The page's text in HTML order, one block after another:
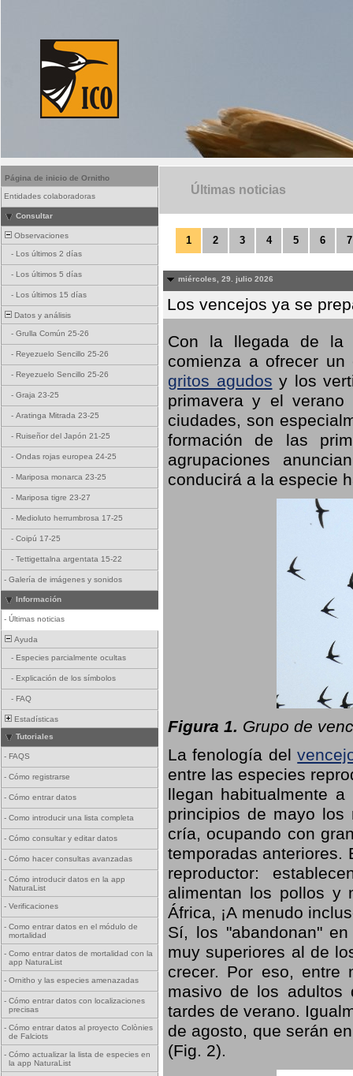
Página de inicio de Ornitho
Entidades colaboradoras
Consultar
Observaciones
- Los últimos 2 días
- Los últimos 5 días
- Los últimos 15 días
Datos y análisis
- Grulla Común 25-26
- Reyezuelo Sencillo 25-26
- Reyezuelo Sencillo 25-26
- Graja 23-25
- Aratinga Mitrada 23-25
- Ruiseñor del Japón 21-25
- Ondas rojas europea 24-25
- Mariposa monarca 23-25
- Mariposa tigre 23-27
- Medioluto herrumbrosa 17-25
- Coipú 17-25
- Tettigettalna argentata 15-22
- Galería de imágenes y sonidos
Información
- Últimas noticias
Ayuda
- Especies parcialmente ocultas
- Explicación de los símbolos
- FAQ
Estadísticas
Tutoriales
- FAQS
- Cómo registrarse
- Cómo entrar datos
- Como introducir una lista completa
- Cómo consultar y editar datos
- Cómo hacer consultas avanzadas
- Cómo introducir datos en la app
NaturaList
- Verificaciones
- Como entrar datos en el módulo de
mortalidad
- Como entrar datos de mortalidad con la
app NaturaList
- Ornitho y las especies amenazadas
- Cómo entrar datos con localizaciones
precisas
- Cómo entrar datos al proyecto Colònies
de Falciots
- Cómo actualizar la lista de especies en
la app NaturaList
Últimas noticias
1 2 3 4 5 6 7
miércoles, 29. julio 2026
Los vencejos ya se
Con la llegada de la
comienza a ofrecer un
gritos agudos y los
primavera y el
ciudades, son
formación de las
agrupaciones
conducirá a la especie
Figura 1. Grupo de
La fenología del
entre las especies
llegan habitualmente
principios de mayo los
cría, ocupando con
temporadas anteriores.
reproductor:
alimentan los pollos y
África, ¡A menudo
Sí, los "abandonan"
muy superiores al de
crecer. Por eso, entre
masivo de los adultos
tardes de verano.
de agosto, que serán
(Fig. 2).